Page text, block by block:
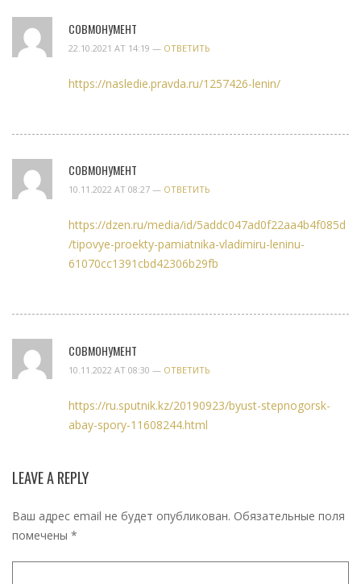
СОВМОНУМЕНТ
22.10.2021 AT 14:19 — ОТВЕТИТЬ
https://nasledie.pravda.ru/1257426-lenin/
СОВМОНУМЕНТ
10.11.2022 AT 08:27 — ОТВЕТИТЬ
https://dzen.ru/media/id/5addc047ad0f22aa4b4f085d
/tipovye-proekty-pamiatnika-vladimiru-leninu-
61070cc1391cbd42306b29fb
СОВМОНУМЕНТ
10.11.2022 AT 08:30 — ОТВЕТИТЬ
https://ru.sputnik.kz/20190923/byust-stepnogorsk-
abay-spory-11608244.html
LEAVE A REPLY
Ваш адрес email не будет опубликован. Обязательные поля
помечены *